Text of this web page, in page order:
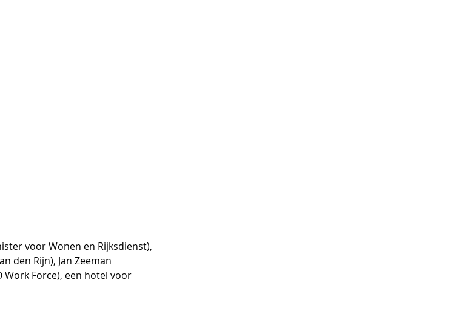
voor Wonen en Rijksdienst),
den Rijn), Jan Zeeman
Work Force), een hotel voor